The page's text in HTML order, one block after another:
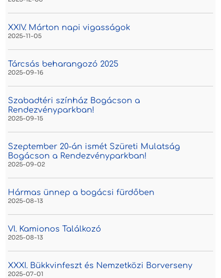
XXIV. Márton napi vigasságok
2025-11-05
Tárcsás beharangozó 2025
2025-09-16
Szabadtéri színház Bogácson a
Rendezvényparkban!
2025-09-15
Szeptember 20-án ismét Szüreti Mulatság
Bogácson a Rendezvényparkban!
2025-09-02
Hármas ünnep a bogácsi fürdőben
2025-08-13
VI. Kamionos Találkozó
2025-08-13
XXXI. Bükkvinfeszt és Nemzetközi Borverseny
2025-07-01